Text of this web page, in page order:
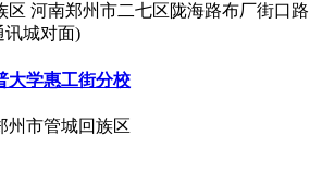
区 河南郑州市二七区陇海路布厂街口路
讯城对面)
大学惠工街分校
州市管城回族区